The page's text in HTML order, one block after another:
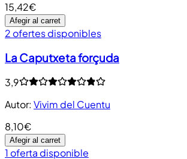
15,42€
Afegir al carret
2 ofertes disponibles
La Caputxeta forçuda
3,9
Autor: Vivim del Cuentu
8,10€
Afegir al carret
1 oferta disponible